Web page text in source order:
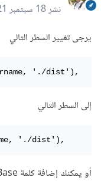
نشر18 سبتمبر 2021
يرجى تغيير السطر التالي
'./dist'),
إلى السطر التالي
'./dist'),